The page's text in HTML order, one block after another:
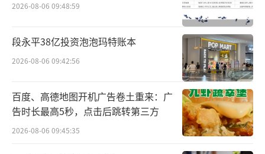
江小白认为，东方甄选作为有着巨大影响
力的直播平台，主播天权在带货过程中，以
其“三级品酒师”的身份，发表严重背离事实
的言论，误导消费者和拉踩江小白品牌，侵害
了该公司的合法权益。
2026-08-06 09:48:59
段永平38亿投资泡泡玛特账本
2026-08-06 09:42:56
百度、高德地图开机广告卷土重来：广
告时长最高5秒，点击后跳转第三方
2026-08-06 09:45:35